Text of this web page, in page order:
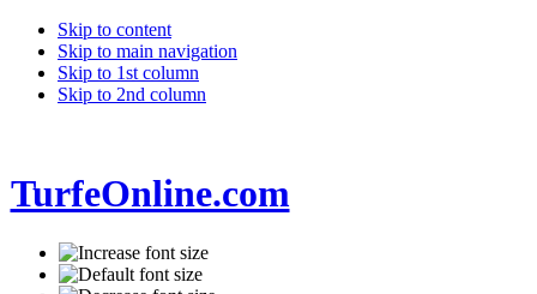
Skip to content
Skip to main navigation
Skip to 1st column
Skip to 2nd column
TurfeOnline.com